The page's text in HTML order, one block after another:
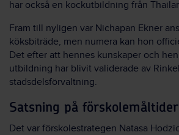
har också en kockutbildning från
Fram till nyligen var Nichapan Ekner
köksbiträde, men numera kan hon
Det efter att hennes kunskaper och
utbildning har blivit validerade av
stadsdelsförvaltning.
Satsning på förskolemåltider
Det var förskolestrategen Natasa